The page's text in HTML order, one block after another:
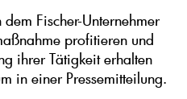
Fischer-Unternehmer
profitieren und
ihrer Tätigkeit erhalten
in einer Pressemitteilung.